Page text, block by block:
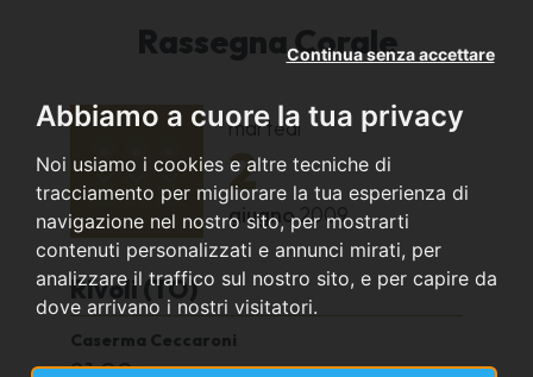
Abbiamo a cuore la tua privacy
Noi usiamo i cookies e altre tecniche di
tracciamento per migliorare la tua esperienza di
navigazione nel nostro sito, per mostrarti
contenuti personalizzati e annunci mirati, per
analizzare il traffico sul nostro sito, e per capire da
dove arrivano i nostri visitatori.
Continua senza accettare
Rassegna Corale
martedì
2
giugno2009
Rivoli (TO)
Caserma Ceccaroni
21,00